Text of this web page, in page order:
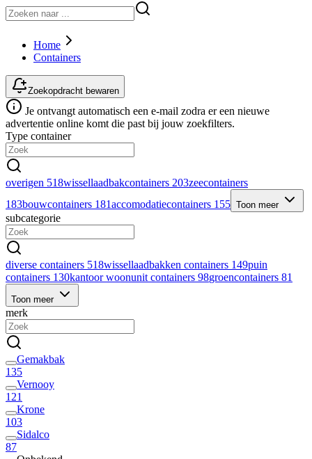
Home
Containers
Zoekopdracht bewaren
Je ontvangt automatisch een e-mail zodra er een nieuwe
advertentie online komt die past bij jouw zoekfilters.
Type container
overigen 518wissellaadbakcontainers 203zeecontainers
183bouwcontainers 181accomodatiecontainers 155 Toon meer
subcategorie
diverse containers 518wissellaadbakken containers 149puin
containers 130kantoor woonunit containers 98groencontainers 81
Toon meer
merk
Gemakbak
135
Vernooy
121
Krone
103
Sidalco
87